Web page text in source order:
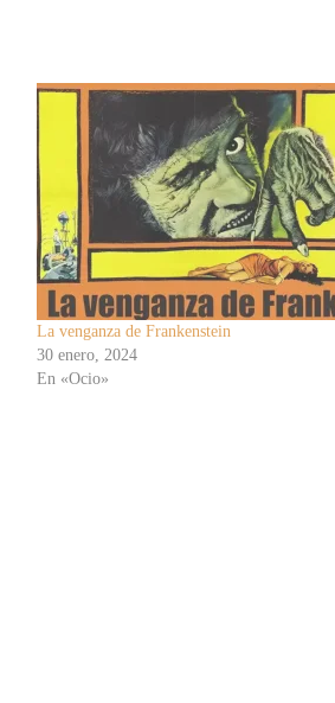
La venganza de Frankenstein
30 enero, 2024
En «Ocio»